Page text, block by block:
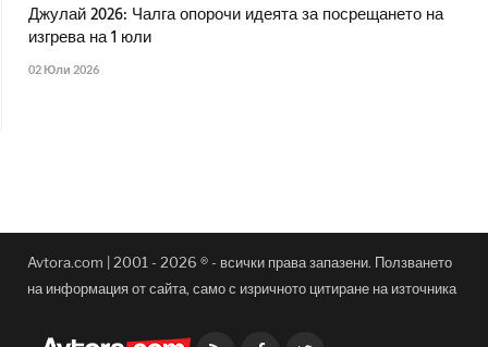
Джулай 2026: Чалга опорочи идеята за посрещането на
изгрева на 1 юли
02 Юли 2026
Avtora.com | 2001 - 2026 ® - всички права запазени. Ползването
на информация от сайта, само с изричното цитиране на източника